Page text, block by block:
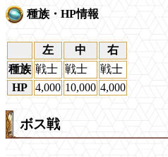
種族・HP情報
左 中
右
種族 戦士 戦士
戦士
HP
4,000 10,000 4,000
ボス戦